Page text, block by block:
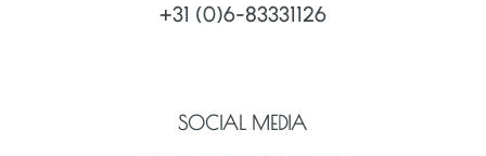
+31 (0)6-83331126
SOCIAL MEDIA